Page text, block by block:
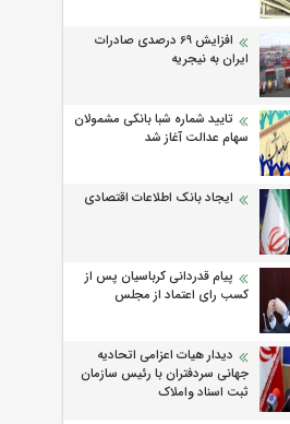
افزایش 69 درصدی صادرات
ایران به نیجریه
تایید شماره شبا بانکی مشمولان
سهام عدالت آغاز شد
ایجاد بانک اطلاعات اقتصادی
پیام قدردانی کرباسیان پس از
کسب رای اعتماد از مجلس
دیدار هیات اعزامی اتحادیه
جهانی سردفتران با رئیس سازمان
ثبت اسناد واملاک